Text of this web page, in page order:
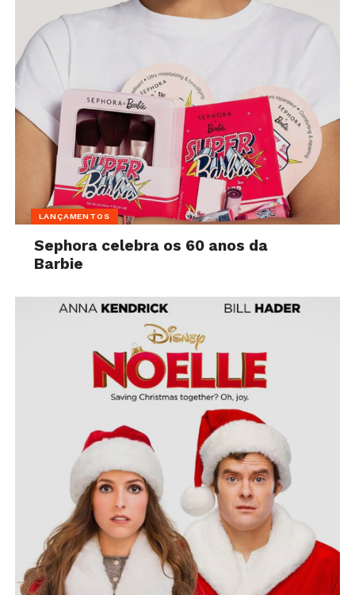
LANÇAMENTOS
Sephora celebra os 60 anos da
Barbie